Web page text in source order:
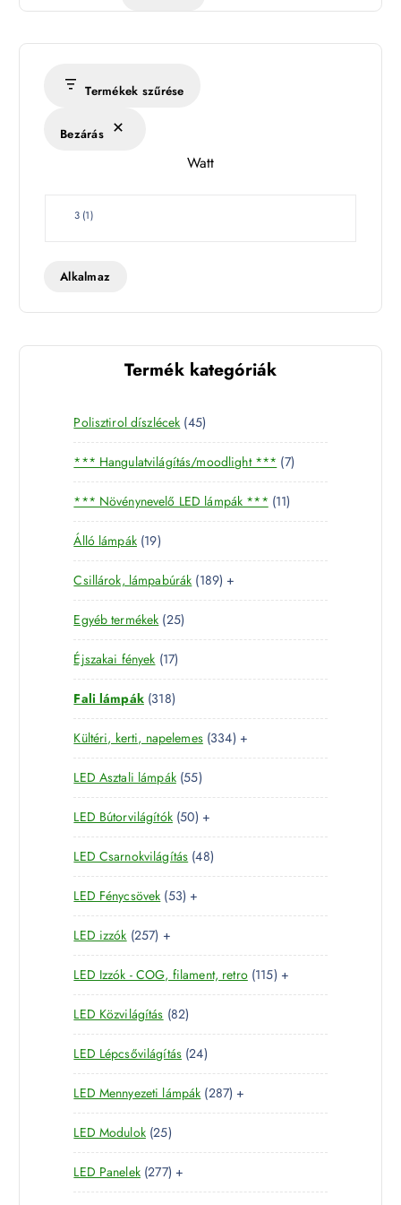
é
s
k
Termékek szűrése
Bezárás
Watt
W
t
3 (1)
Alkalmaz
Termék kategóriák
Polisztirol díszlécek 454
5
t
e
r
m
k
*** Hangulatvilágítás/moodlight *** 77
t
r
é
*** Növénynevelő LED lámpák *** 111
1
e
m
k
Álló lámpák 191
9
t
e
r
m
é
k
Csillárok, lámpabúrák 1891
8
t
r
é
k
+
Egyéb termékek 252
5
e
m
é
k
Éjszakai fények 171
7
t
e
r
m
é
k
Fali lámpák 3183
1
8
t
e
r
m
é
k
Kültéri, kerti, napelemes 3343
3
t
r
é
+
LED Asztali lámpák 555
5
t
e
r
m
k
LED Bútorvilágítók 505
0
t
e
r
m
k
+
LED Csarnokvilágítás 484
8
e
m
é
k
LED Fénycsövek 535
3
e
r
m
é
k
+
LED izzók 2572
5
7
t
e
r
m
é
k
+
LED Izzók - COG, filament, retro 1151
1
t
r
é
+
LED Közvilágítás 828
2
t
e
r
m
k
LED Lépcsővilágítás 242
4
t
e
m
k
LED Mennyezeti lámpák 2872
8
t
r
+
LED Modulok 252
5
t
e
LED Panelek 2772
7
+